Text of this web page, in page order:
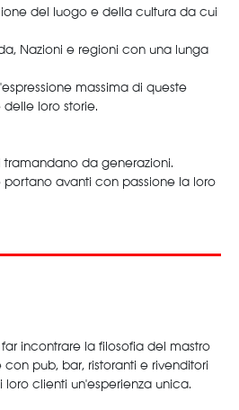
del luogo e della cultura da cui
Nazioni e regioni con una lunga
massima di queste
loro storie.
da generazioni.
avanti con passione la loro
incontrare la filosofia del mastro
pub, bar, ristoranti e rivenditori
clienti un'esperienza unica.